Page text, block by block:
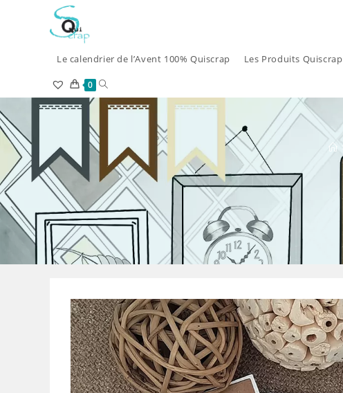
Le calendrier de l’Avent 100% Quiscrap Les Produits Quiscrap
0 Toggle
website
search